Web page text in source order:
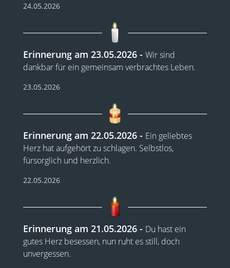
24.05.2026
Erinnerung am 23.05.2026
Wir sind
dankbar für ein gemeinsam verbrachtes Leben.
23.05.2026
Erinnerung am 22.05.2026
Ein geliebtes
Herz hat aufgehört zu schlagen. Selbstlos,
fürsorglich und herzlich.
22.05.2026
Erinnerung am 21.05.2026
Du hast ein
gutes Herz besessen, nun ruht es still, doch
unvergessen.